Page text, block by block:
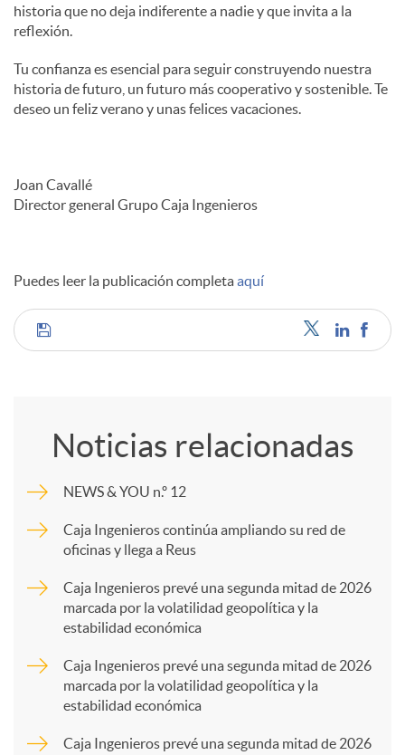
historia que no deja indiferente a nadie y que invita a la
reflexión.
Tu confianza es esencial para seguir construyendo nuestra
historia de futuro, un futuro más cooperativo y sostenible. Te
deseo un feliz verano y unas felices vacaciones.
Joan Cavallé
Director general Grupo Caja Ingenieros
Puedes leer la publicación completaaquí
C
p
a
Noticias relacionadas
NEWS & YOU n.º 12
Caja Ingenieros continúa ampliando su red de
oficinas y llega a Reus
Caja Ingenieros prevé una segunda mitad de 2026
marcada por la volatilidad geopolítica y la
estabilidad económica
Caja Ingenieros prevé una segunda mitad de 2026
marcada por la volatilidad geopolítica y la
estabilidad económica
Caja Ingenieros prevé una segunda mitad de 2026